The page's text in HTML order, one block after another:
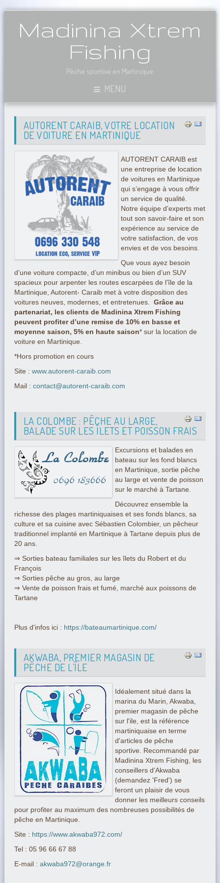
Madinina Xtrem
Fishing
Pêche sportive en Martinique
MENU
AUTORENT CARAIB, VOTRE LOCATION
DE VOITURE EN MARTINIQUE
AUTORENT CARAIB est
une entreprise de location
de voitures en Martinique
qui s’engage à vous offrir
un service de qualité.
Notre équipe d’experts met
tout son savoir-faire et son
expérience au service de
votre satisfaction, de vos
envies et de vos besoins.
Que vous ayez besoin
d’une voiture compacte, d’un minibus ou bien d’un SUV
spacieux pour arpenter les routes escarpées de l’île de la
Martinique, Autorent- Caraib met à votre disposition des
voitures neuves, modernes, et entretenues. Grâce au
partenariat, les clients de Madinina Xtrem Fishing
peuvent profiter d’une remise de 10% en basse et
moyenne saison, 5% en haute saison* sur la location de
voiture en Martinique.
*Hors promotion en cours
Site : www.autorent-caraib.com
Mail : contact@autorent-caraib.com
LA COLOMBE : PÊCHE AU LARGE,
BALADE SUR LES ÎLETS ET POISSON FRAIS
Excursions et balades en
bateau sur les fond blancs
en Martinique, sortie pêche
au large et vente de poisson
sur le marché à Tartane.
Découvrez ensemble la
richesse des plages martiniquaises et ses fonds blancs, sa
culture et sa cuisine avec Sébastien Colombier, un pêcheur
traditionnel implanté en Martinique à Tartane depuis plus de
20 ans.
⇒ Sorties bateau familiales sur les îlets du Robert et du
François
⇒ Sorties pêche au gros, au large
⇒ Vente de poisson frais et fumé, marché aux poissons de
Tartane
Plus d'infos ici : https://bateaumartinique.com/
AKWABA, PREMIER MAGASIN DE
PÊCHE DE L’ÎLE
Idéalement situé dans la
marina du Marin, Akwaba,
premier magasin de pêche
sur l'ile, est la référence
martiniquaise en terme
d'articles de pêche
sportive. Recommandé par
Madinina Xtrem Fishing, les
conseillers d'Akwaba
(demandez 'Fred') se
feront un plaisir de vous
donner les meilleurs conseils
pour profiter au maximum des nombreuses possibilités de
pêche en Martinique.
Site : https://www.akwaba972.com/
Tel : 05 96 66 67 88
E-mail : akwaba972@orange.fr